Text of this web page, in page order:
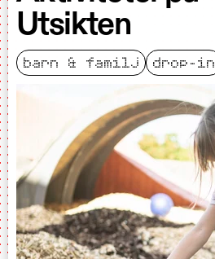
Utsikten
barn & familj drop-in